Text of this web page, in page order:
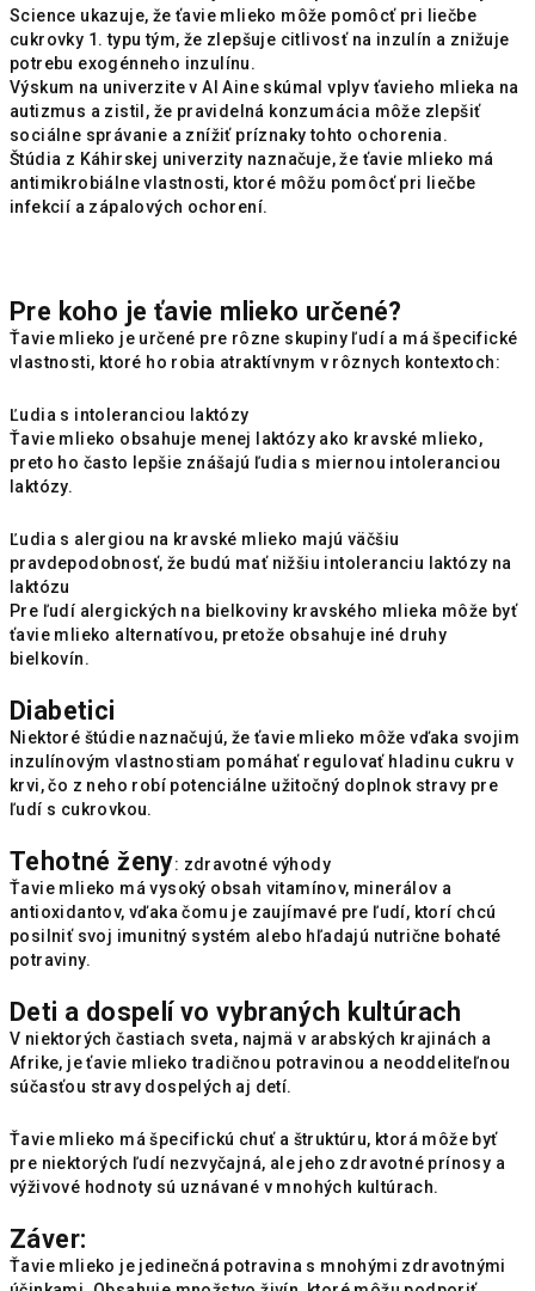
Science ukazuje, že ťavie mlieko môže pomôcť pri liečbe
cukrovky 1. typu tým, že zlepšuje citlivosť na inzulín a znižuje
potrebu exogénneho inzulínu.
Výskum na univerzite v Al Aine skúmal vplyv ťavieho mlieka na
autizmus a zistil, že pravidelná konzumácia môže zlepšiť
sociálne správanie a znížiť príznaky tohto ochorenia.
Štúdia z Káhirskej univerzity naznačuje, že ťavie mlieko má
antimikrobiálne vlastnosti, ktoré môžu pomôcť pri liečbe
infekcií a zápalových ochorení.
Pre koho je ťavie mlieko určené?
Ťavie mlieko je určené pre rôzne skupiny ľudí a má špecifické
vlastnosti, ktoré ho robia atraktívnym v rôznych kontextoch:
Ľudia s intoleranciou laktózy
Ťavie mlieko obsahuje menej laktózy ako kravské mlieko,
preto ho často lepšie znášajú ľudia s miernou intoleranciou
laktózy.
Ľudia s alergiou na kravské mlieko majú väčšiu
pravdepodobnosť, že budú mať nižšiu intoleranciu laktózy na
laktózu
Pre ľudí alergických na bielkoviny kravského mlieka môže byť
ťavie mlieko alternatívou, pretože obsahuje iné druhy
bielkovín.
Diabetici
Niektoré štúdie naznačujú, že ťavie mlieko môže vďaka svojim
inzulínovým vlastnostiam pomáhať regulovať hladinu cukru v
krvi, čo z neho robí potenciálne užitočný doplnok stravy pre
ľudí s cukrovkou.
Tehotné ženy: zdravotné výhody
Ťavie mlieko má vysoký obsah vitamínov, minerálov a
antioxidantov, vďaka čomu je zaujímavé pre ľudí, ktorí chcú
posilniť svoj imunitný systém alebo hľadajú nutrične bohaté
potraviny.
Deti a dospelí vo vybraných kultúrach
V niektorých častiach sveta, najmä v arabských krajinách a
Afrike, je ťavie mlieko tradičnou potravinou a neoddeliteľnou
súčasťou stravy dospelých aj detí.
Ťavie mlieko má špecifickú chuť a štruktúru, ktorá môže byť
pre niektorých ľudí nezvyčajná, ale jeho zdravotné prínosy a
výživové hodnoty sú uznávané v mnohých kultúrach.
Záver:
Ťavie mlieko je jedinečná potravina s mnohými zdravotnými